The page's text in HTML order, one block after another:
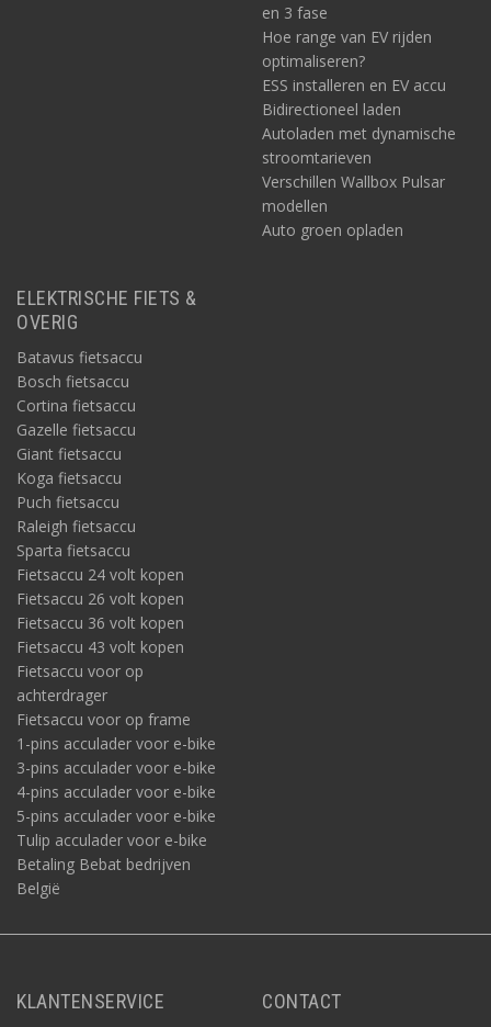
en 3 fase
Hoe range van EV rijden
optimaliseren?
ESS installeren en EV accu
Bidirectioneel laden
Autoladen met dynamische
stroomtarieven
Verschillen Wallbox Pulsar
modellen
Auto groen opladen
ELEKTRISCHE FIETS &
OVERIG
Batavus fietsaccu
Bosch fietsaccu
Cortina fietsaccu
Gazelle fietsaccu
Giant fietsaccu
Koga fietsaccu
Puch fietsaccu
Raleigh fietsaccu
Sparta fietsaccu
Fietsaccu 24 volt kopen
Fietsaccu 26 volt kopen
Fietsaccu 36 volt kopen
Fietsaccu 43 volt kopen
Fietsaccu voor op
achterdrager
Fietsaccu voor op frame
1-pins acculader voor e-bike
3-pins acculader voor e-bike
4-pins acculader voor e-bike
5-pins acculader voor e-bike
Tulip acculader voor e-bike
Betaling Bebat bedrijven
België
KLANTENSERVICE CONTACT